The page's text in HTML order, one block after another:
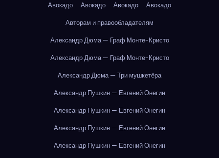
Авокадо
Авокадо Авокадо
Авокадо
Авторам и правообладателям
Александр Дюма — Граф Монте-Кристо
Александр Дюма — Граф Монте-Кристо
Александр Дюма — Три мушкетёра
Александр Пушкин — Евгений Онегин
Александр Пушкин — Евгений Онегин
Александр Пушкин — Евгений Онегин
Александр Пушкин — Евгений Онегин